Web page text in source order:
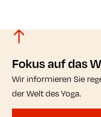
Fokus auf das
Wir informieren Sie
der Welt des Yoga.